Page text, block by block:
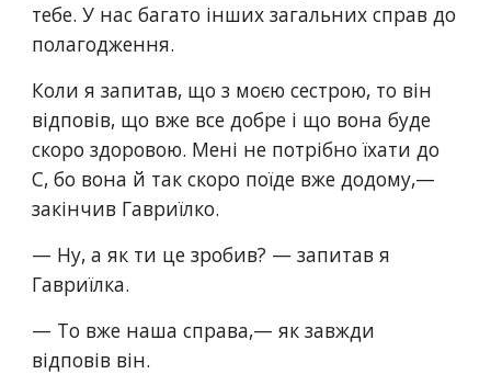
тебе. У нас багато інших загальних справ до
полагодження.
Коли я запитав, що з моєю сестрою, то він
відповів, що вже все добре і що вона буде
скоро здоровою. Мені не потрібно їхати до
С, бо вона й так скоро поїде вже додому,—
закінчив Гавриїлко.
— Ну, а як ти це зробив? — запитав я
Гавриїлка.
— То вже наша справа,— як завжди
відповів він.